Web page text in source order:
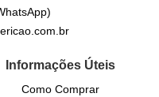
Informações Úteis
Como Comprar